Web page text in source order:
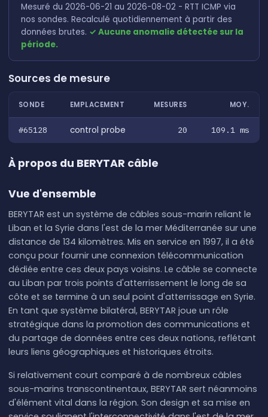
Mesuré du 2026-06-21 au 2026-08-02 - RTT ICMP via
nos sondes. Recalculé quotidiennement à partir des
données brutes. ✓ Aucune anomalie détectée sur la
période.
Sources de mesure
SONDE EMPLACEMENT MESURES MOY.
#65128 control probe 20 109.1 ms
À propos du BERYTAR câble
Vue d'ensemble
BERYTAR est un système de câbles sous-marin reliant le
Liban et la Syrie dans l'est de la mer Méditerranée sur une
distance de 134 kilomètres. Mis en service en 1997, il a été
conçu pour fournir une connexion télécommunication
dédiée entre ces deux pays voisins. Le câble se connecte
au Liban par trois points d'atterrissement le long de sa
côte et se termine à un seul point d'atterrissage en Syrie.
En tant que système bilatéral, BERYTAR joue un rôle
stratégique dans la promotion des communications et
du partage de données entre ces deux nations, reflétant
leurs liens géographiques et historiques étroits.
Si relativement court comparé à de nombreux câbles
sous-marins transcontinentaux, BERYTAR sert néanmoins
d'élément vital dans la région. Son design et sa mise en